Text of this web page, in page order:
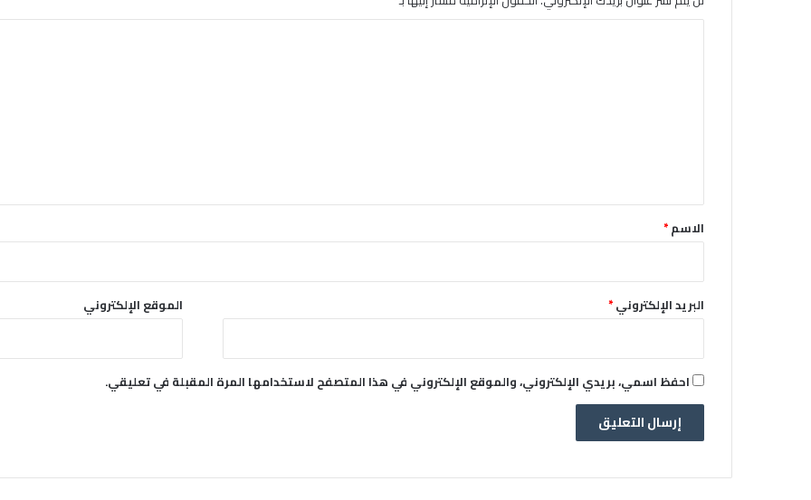
*الاسم*
البريد الإلكتروني* الموقع الإلكتروني
احفظ اسمي، بريدي الإلكتروني، والموقع الإلكتروني في هذا المتصفح لاستخدامها المرة المقبلة في تعليقي.